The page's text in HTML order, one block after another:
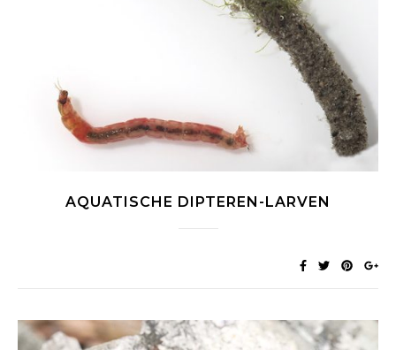
AQUATISCHE DIPTEREN-LARVEN